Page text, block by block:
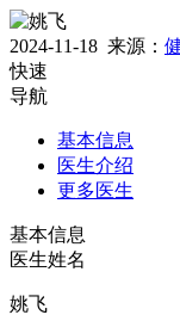
2024-11-18 来源：
快速
导航
基本信息
医生介绍
更多医生
基本信息
医生姓名
姚飞